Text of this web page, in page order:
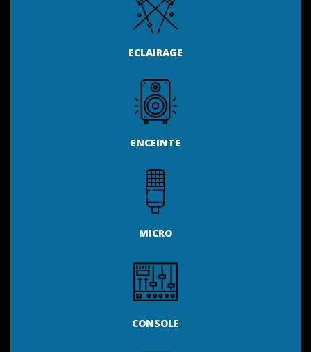
ECLAIRAGE
ENCEINTE
MICRO
CONSOLE